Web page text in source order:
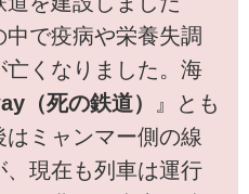
で疫病や栄養失調
くなりました。海
（死の鉄道）
』とも
ミャンマー側の線
現在も列車は運行